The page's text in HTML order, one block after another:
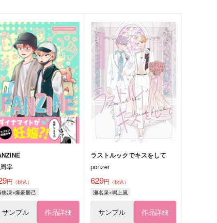
率
円 （税込）
焦凍×爆豪勝己
サンプル 作品詳細
ラストルックでキスをして
ponzer
629円 （税込）
瀬名泉×鳴上嵐
サンプル 作品詳細